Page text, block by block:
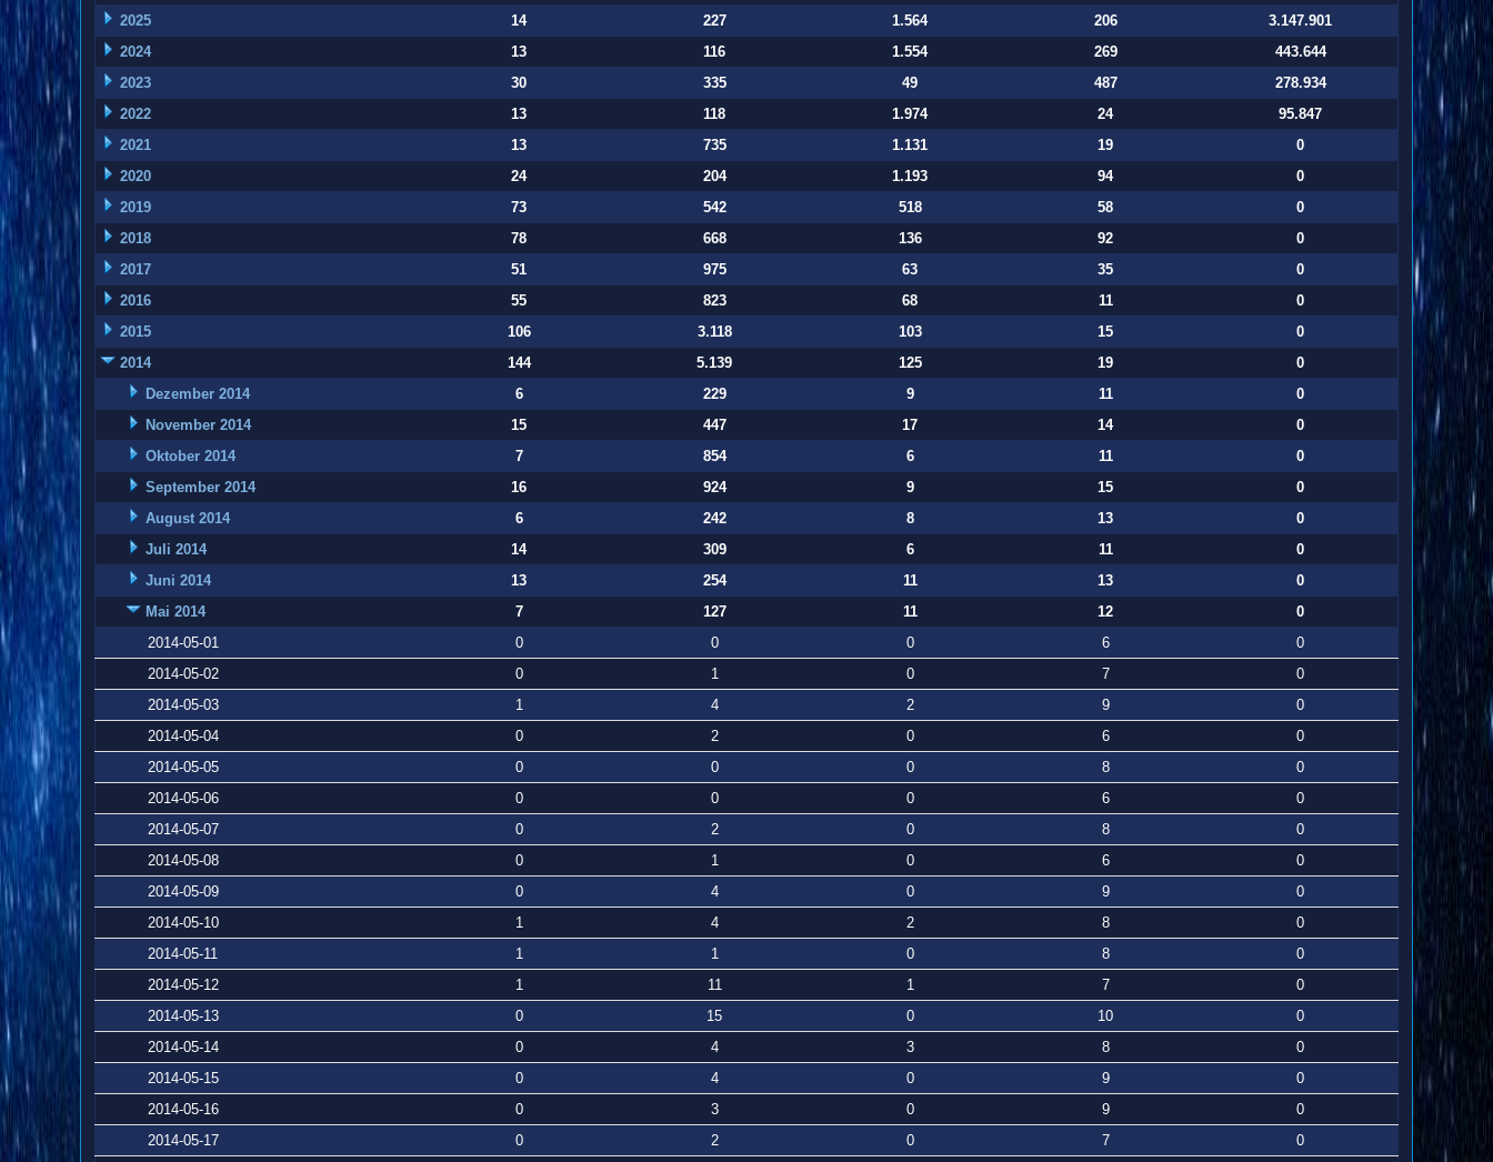
2025
14 227 1.564 206
3.147.901
2024
13 116 1.554 269
443.644
2023
30 335 49 487
278.934
2022
13 118 1.974 24
95.847
2021
13 735 1.131 19
0
2020
24 204 1.193 94
0
2019
73 542 518 58
0
2018
78 668 136 92
0
2017
51 975 63 35
0
2016
55 823 68 11
0
2015
106 3.118 103 15
0
2014
144 5.139 125 19
0
Dezember 2014
6 229 9 11
0
November 2014
15 447 17 14
0
Oktober 2014
7 854 6 11
0
September 2014
16 924 9 15
0
August 2014
6 242 8 13
0
Juli 2014
14 309 6 11
0
Juni 2014
13 254 11 13
0
Mai 2014
7 127 11 12
0
2014-05-01
0 0 0 6
0
2014-05-02
0 1 0 7
0
2014-05-03
1 4 2 9
0
2014-05-04
0 2 0 6
0
2014-05-05
0 0 0 8
0
2014-05-06
0 0 0 6
0
2014-05-07
0 2 0 8
0
2014-05-08
0 1 0 6
0
2014-05-09
0 4 0 9
0
2014-05-10
1 4 2 8
0
2014-05-11
1 1 0 8
0
2014-05-12
1 11 1 7
0
2014-05-13
0 15 0 10
0
2014-05-14
0 4 3 8
0
2014-05-15
0 4 0 9
0
2014-05-16
0 3 0 9
0
2014-05-17
0 2 0 7
0